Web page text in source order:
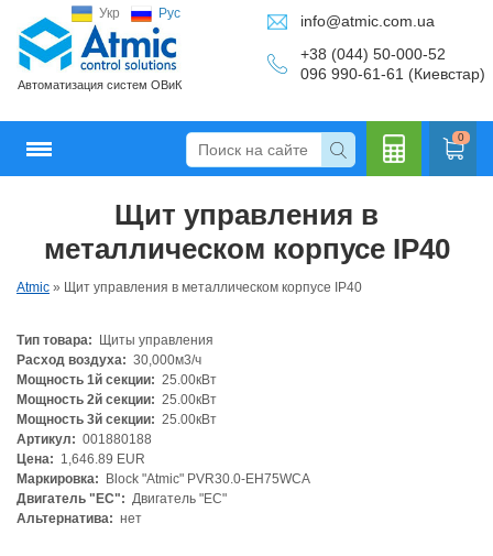
Укр Рус
Автоматизация систем ОВиК
info@atmic.com.ua
+38 (044) 50-000-52
096 990-61-61 (Киевстар)
0
Щит управления в
металлическом корпусе IP40
Atmic » Щит управления в металлическом корпусе IP40
Тип товара:
Щиты управления
Расход воздуха: 30,000м3/ч
Мощность 1й секции: 25.00кВт
Мощность 2й секции: 25.00кВт
Мощность 3й секции: 25.00кВт
Артикул: 001880188
Цена: 1,646.89 EUR
Маркировка:
Block "Atmic" PVR30.0-EH75WCA
Двигатель "ЕС": Двигатель "ЕС"
Альтернатива: нет